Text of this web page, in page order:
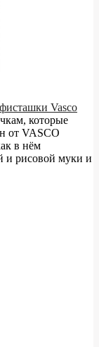
Vasco
которые
от VASCO
в нём
и рисовой муки и